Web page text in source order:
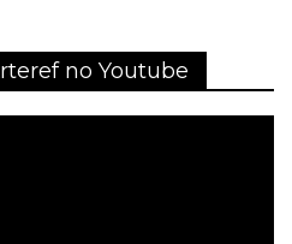
no Youtube